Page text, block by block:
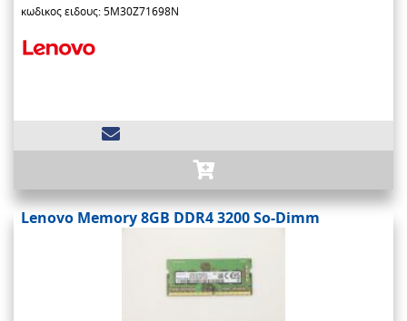
κωδικος ειδους: 5M30Z71698N
Lenovo Memory 8GB DDR4 3200 So-Dimm